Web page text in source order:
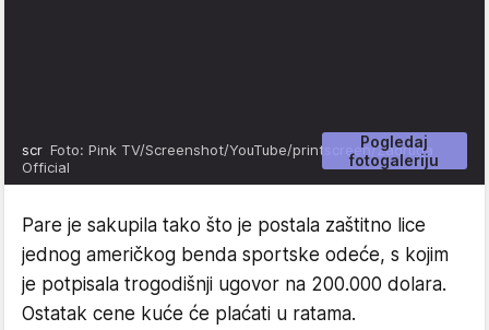
Pogledaj
fotogaleriju
scr Foto: Pink TV/Screenshot/YouTube/printscreen/Zadruga
Official
Pare je sakupila tako što je postala zaštitno lice
jednog američkog benda sportske odeće, s kojim
je potpisala trogodišnji ugovor na 200.000 dolara.
Ostatak cene kuće će plaćati u ratama.